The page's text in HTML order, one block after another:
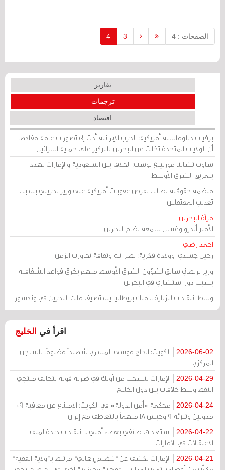
الصفحات : 4 3
4
تقارير
ترجمات
اقتصاد
برقيات دبلوماسية أمريكية: الحرب الإيرانية أدت إلى تصورات عامة مفادها
أن الولايات المتحدة تخلت عن البحرين للتركيز على حماية إسرائيل
ساوث تشاينا مورنينغ بوست: الخلاف بين السعودية والإمارات يهدد
بتمزيق الشرق الأوسط
منظمة حقوقية تطالب بفرض عقوبات أمريكية على وزير بحريني بسبب
تعذيب المعتقلين
مرآة البحرين
الأمير أندرو وغسل سمعة نظام البحرين
أحمد رضي
رحيل جسدي، وولادة فكرية: نصر الله وثقافة تجاوزت الزمن
وزير بريطاني سابق لشؤون الشرق الأوسط متهم بخرق قواعد الشفافية
بسبب دور استشاري في البحرين
وسط انتقادات للزيارة .. ملك بريطانيا يستضيف ملك البحرين في وندسور
اقرأ في الخليج
2026-06-02
الكويت: الحاج موسى المسري شهيداً مظلومًا بالسجن
المركزي
2026-04-29
الإمارات تنسحب من أوبك في ضربة قوية لتحالف منتجي
النفط وسط خلافات بين دول الخليج
2026-04-24
محكمة «أمن الدولة» في الكويت: الامتناع عن معاقبة 109
مدونين وتبرئة 9 وحبس 18 متهماً بالتعاطف مع إيران
2026-04-22
استهداف طائفي بغطاء أمني .. انتقادات حادة لملف
الاعتقالات في الإمارات
2026-04-21
الإمارات تكشف عن "تنظيم إرهابي" مرتبط بـ"ولاية الفقيه"